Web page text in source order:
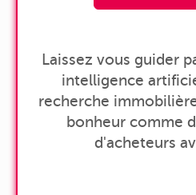
Laissez vous guider
intelligence
recherche
bonheur comme
d'acheteurs